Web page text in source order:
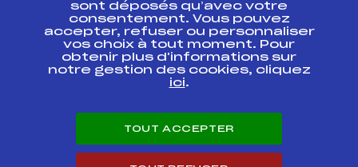
Antidopage
Pôle Développement, Formation, Suivi
Scientifique
Listes ministérielles
Pôle vie de l’athlète
Carrières
sont déposés qu’avec votre
consentement. Vous pouvez
accepter, refuser ou personnaliser
vos choix à tout moment. Pour
obtenir plus d'informations sur
notre gestion des cookies, cliquez
ici.
TOUT ACCEPTER